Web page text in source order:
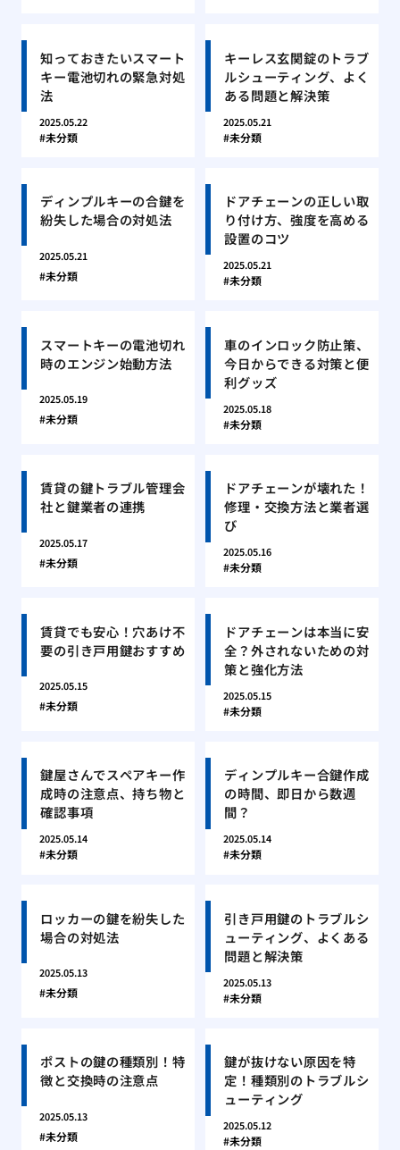
知っておきたいスマート
キー電池切れの緊急対処
法
2025.05.22
未分類
キーレス玄関錠のトラブ
ルシューティング、よく
ある問題と解決策
2025.05.21
未分類
ディンプルキーの合鍵を
紛失した場合の対処法
2025.05.21
未分類
ドアチェーンの正しい取
り付け方、強度を高める
設置のコツ
2025.05.21
未分類
スマートキーの電池切れ
時のエンジン始動方法
2025.05.19
未分類
車のインロック防止策、
今日からできる対策と便
利グッズ
2025.05.18
未分類
賃貸の鍵トラブル管理会
社と鍵業者の連携
2025.05.17
未分類
ドアチェーンが壊れた！
修理・交換方法と業者選
び
2025.05.16
未分類
賃貸でも安心！穴あけ不
要の引き戸用鍵おすすめ
2025.05.15
未分類
ドアチェーンは本当に安
全？外されないための対
策と強化方法
2025.05.15
未分類
鍵屋さんでスペアキー作
成時の注意点、持ち物と
確認事項
2025.05.14
未分類
ディンプルキー合鍵作成
の時間、即日から数週
間？
2025.05.14
未分類
ロッカーの鍵を紛失した
場合の対処法
2025.05.13
未分類
引き戸用鍵のトラブルシ
ューティング、よくある
問題と解決策
2025.05.13
未分類
ポストの鍵の種類別！特
徴と交換時の注意点
2025.05.13
未分類
鍵が抜けない原因を特
定！種類別のトラブルシ
ューティング
2025.05.12
未分類